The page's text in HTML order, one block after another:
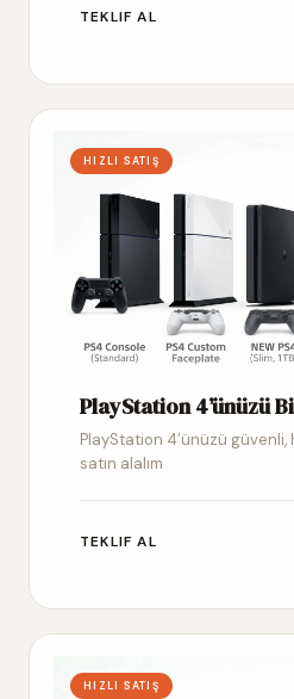
TEKLIF AL
HIZLI SATIŞ
PlayStation 4’ünüzü
PlayStation 4’ünüzü güvenli,
satın alalım
TEKLIF AL
HIZLI SATIŞ